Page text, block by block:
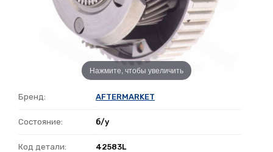
Нажмите, чтобы увеличить
Бренд: AFTERMARKET
Состояние: б/у
Код детали: 42583L